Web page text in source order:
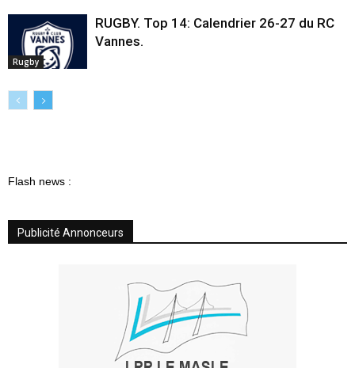
Rugby
RUGBY. Top 14: Calendrier 26-27 du RC
Vannes.
Flash news :
Publicité Annonceurs